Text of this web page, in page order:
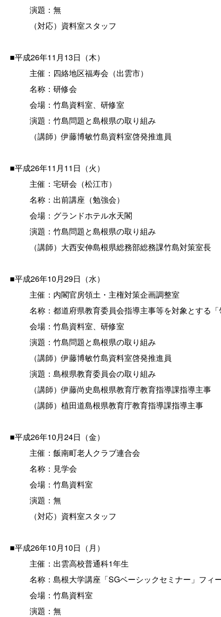
演題：無
（対応）資料室スタッフ
■平成26年11月13日（木）
主催：四絡地区福寿会（出雲市）
名称：研修会
会場：竹島資料室、研修室
演題：竹島問題と島根県の取り組み
（講師）伊藤博敏竹島資料室啓発推進員
■平成26年11月11日（火）
主催：宅研会（松江市）
名称：出前講座（勉強会）
会場：グランドホテル水天閣
演題：竹島問題と島根県の取り組み
（講師）大西安伸島根県総務部総務課竹島対策室長
■平成26年10月29日（水）
主催：内閣官房領土・主権対策企画調整室
名称：都道府県教育委員会指導主事等を対象とする
会場：竹島資料室、研修室
演題：竹島問題と島根県の取り組み
（講師）伊藤博敏竹島資料室啓発推進員
演題：島根県教育委員会の取り組み
（講師）伊藤尚史島根県教育庁教育指導課指導主事
（講師）植田道島根県教育庁教育指導課指導主事
■平成26年10月24日（金）
主催：飯南町老人クラブ連合会
名称：見学会
会場：竹島資料室
演題：無
（対応）資料室スタッフ
■平成26年10月10日（月）
主催：出雲高校普通科1年生
名称：島根大学講座「SGベーシックセミナー」フィ
会場：竹島資料室
演題：無